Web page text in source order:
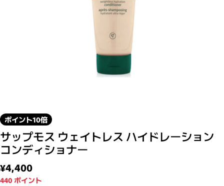
ーダルで0のメディアを開く
ポイント10倍
サップモス ウェイトレス ハイドレーション
コンディショナー
通常価格
¥4,400
440 ポイント